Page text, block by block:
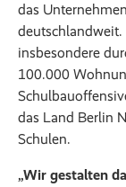
das
insbesondere
100.000
das Land Berlin
Schulen.
„Wir gestalten